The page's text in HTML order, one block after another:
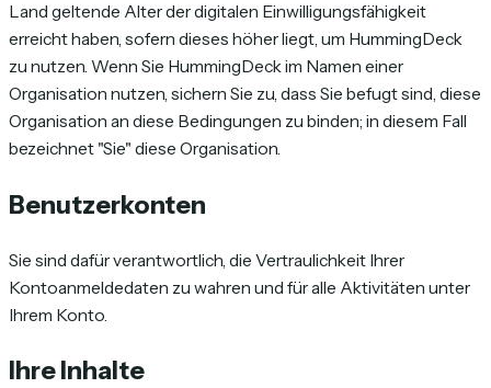
Land geltende Alter der digitalen Einwilligungsfähigkeit
erreicht haben, sofern dieses höher liegt, um HummingDeck
zu nutzen. Wenn Sie HummingDeck im Namen einer
Organisation nutzen, sichern Sie zu, dass Sie befugt sind, diese
Organisation an diese Bedingungen zu binden; in diesem Fall
bezeichnet "Sie" diese Organisation.
Benutzerkonten
Sie sind dafür verantwortlich, die Vertraulichkeit Ihrer
Kontoanmeldedaten zu wahren und für alle Aktivitäten unter
Ihrem Konto.
Ihre Inhalte